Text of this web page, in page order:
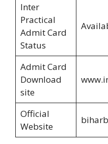
Inter
Practical
Admit Card
Status
Admit Card
Download
site
Official
Website